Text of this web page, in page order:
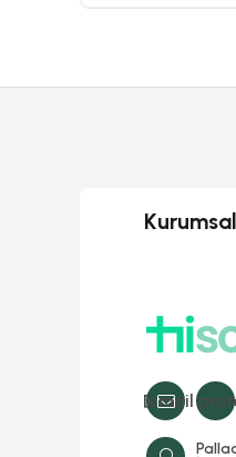
Kurumsal
[email